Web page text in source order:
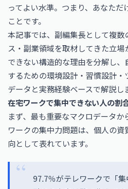
ってよい水準。つまり、あなただ
ことです。
本記事では、副編集長として複
ス・副業領域を取材してきた立
できない構造的な理由を分解し
するための環境設計・習慣設計
データと実務経験ベースで解説し
在宅ワークで集中できない人の割
まず、最も重要なマクロデータ
ワークの集中力問題は、個人の
向として表れています。
97.7％がテレワークで「